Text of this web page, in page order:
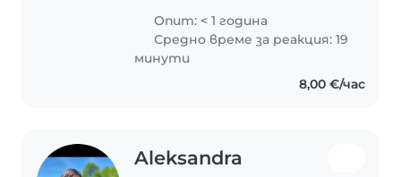
drawing, reading, crafting, music,
and games. I'm..
Опит: < 1 година
Средно време за реакция: 19
минути
8,00 €/час
Aleksandra